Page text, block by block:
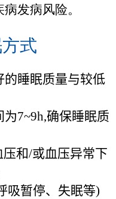
发病风险。
式
的睡眠质量与较低
为7~9h,确保睡眠质
和/或血压异常下
吸暂停、失眠等)